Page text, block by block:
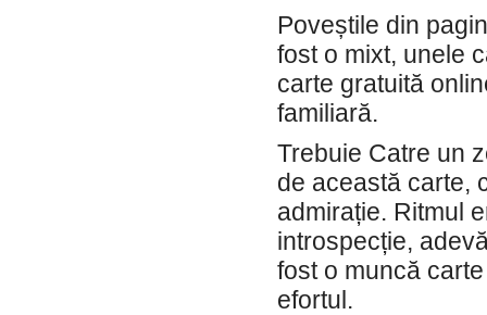
Poveștile din
fost o mixt, unele
carte gratuită
familiară.
Trebuie Catre un
de această carte,
admirație. Ritmul
introspecție,
fost o muncă
efortul.